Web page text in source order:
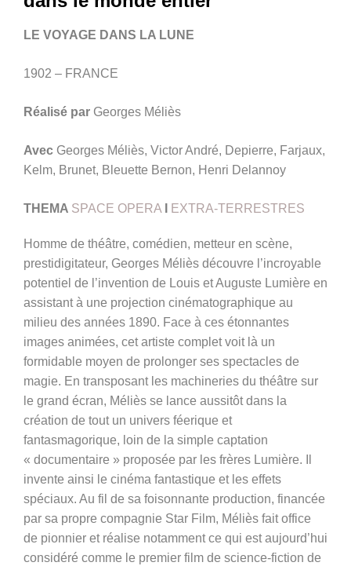
LE VOYAGE DANS LA LUNE
1902 – FRANCE
Réalisé par Georges Méliès
Avec Georges Méliès, Victor André, Depierre, Farjaux,
Kelm, Brunet, Bleuette Bernon, Henri Delannoy
THEMA SPACE OPERA EXTRA-TERRESTRES
Homme de théâtre, comédien, metteur en scène,
prestidigitateur, Georges Méliès découvre l’incroyable
potentiel de l’invention de Louis et Auguste Lumière en
assistant à une projection cinématographique au
milieu des années 1890. Face à ces étonnantes
images animées, cet artiste complet voit là un
formidable moyen de prolonger ses spectacles de
magie. En transposant les machineries du théâtre sur
le grand écran, Méliès se lance aussitôt dans la
création de tout un univers féerique et
fantasmagorique, loin de la simple captation
« documentaire » proposée par les frères Lumière. Il
invente ainsi le cinéma fantastique et les effets
spéciaux. Au fil de sa foisonnante production, financée
par sa propre compagnie Star Film, Méliès fait office
de pionnier et réalise notamment ce qui est aujourd’hui
considéré comme le premier film de science-fiction de